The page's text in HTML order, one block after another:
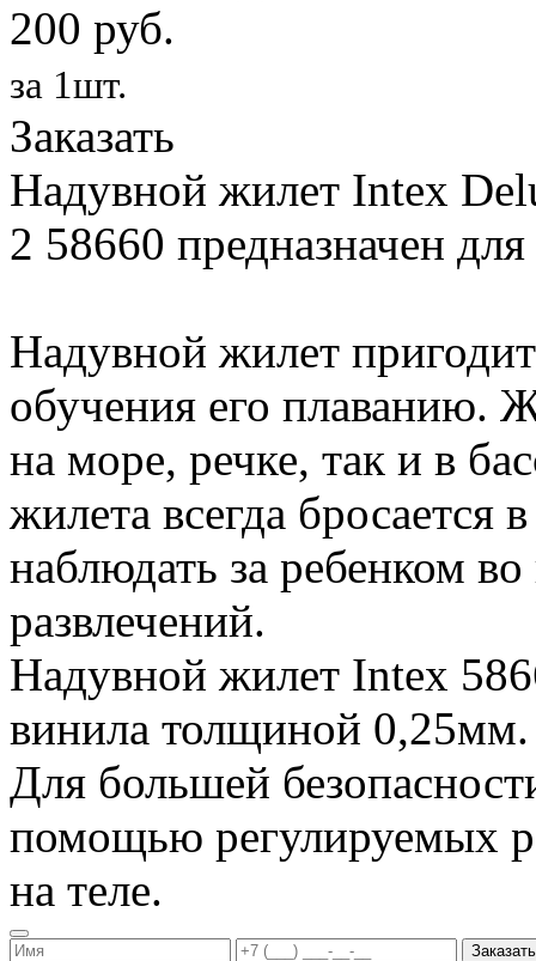
200 руб.
за 1шт.
Заказать
Надувной жилет Intex
2 58660 предназначен
Надувной жилет
обучения его плаванию.
на море, речке, так и в
жилета всегда бросается
наблюдать за ребенком
развлечений.
Надувной жилет Intex
винила толщиной 0,25мм.
Для большей
помощью регулируемых
на теле.
Заказать